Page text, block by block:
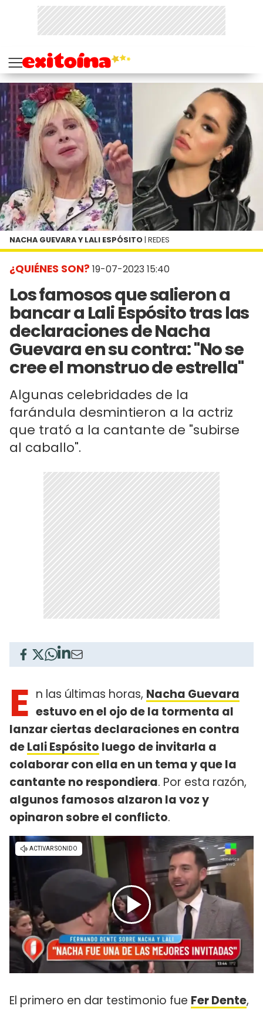
¿QUIÉNES SON? 19-07-2023 15:40
Los famosos que salieron a
bancar a Lali Espósito tras las
declaraciones de Nacha
Guevara en su contra: "No se
cree el monstruo de estrella"
Algunas celebridades de la
farándula desmintieron a la actriz
que trató a la cantante de "subirse
al caballo".
NACHA GUEVARA Y LALI ESPÓSITO | REDES
E n las últimas horas, Nacha Guevara
estuvo en el ojo de la tormenta al
lanzar ciertas declaraciones en contra
deLali Espósito luego de invitarla a
colaborar con ella en un tema y que la
cantante no respondiera. Por esta razón,
algunos famosos alzaron la voz y
opinaron sobre el conflicto.
El primero en dar testimonio fue Fer Dente,